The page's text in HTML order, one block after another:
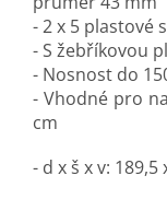
- 2 x 5 plastové
- S žebříkovou
- Nosnost do
- Vhodné pro
cm
- d x š x v: 189,5